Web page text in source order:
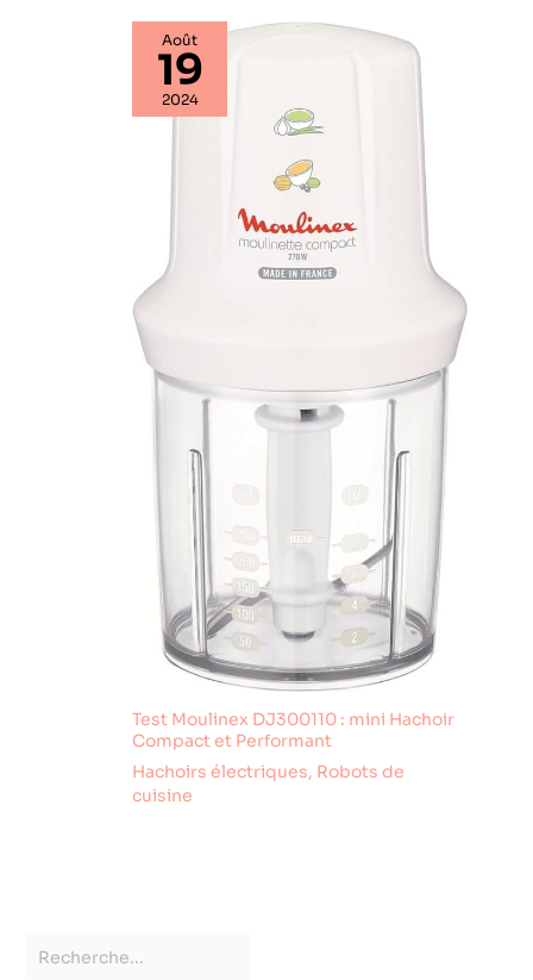
innovante,
spécialement
conçue pour être
montée au mur. En
fonction de
l'environnement,
choisissez le
stockage mural
pour une meilleure
accessibilité. Le
stockage en
hauteur assure une
commode pour
toute cuisine, ce
pour ceux qui
investissent dans
un mixeur à
immersion
commercial.
Août
19
2024
Test Moulinex DJ300110 : mini Hachoir
Compact et Performant
Hachoirs électriques, Robots de
cuisine